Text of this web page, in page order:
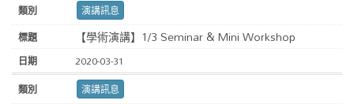
演講訊息
【學術演講】1/3 Seminar & Mini Workshop
2020-03-31
演講訊息